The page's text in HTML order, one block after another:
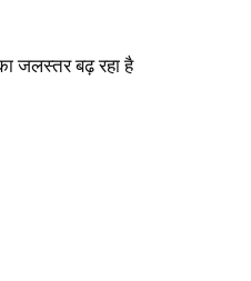
जलस्तर बढ़ रहा है